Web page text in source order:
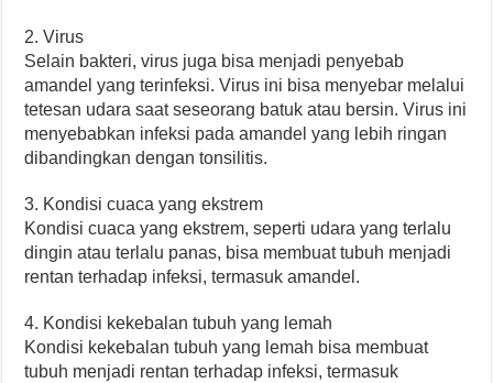
2. Virus
Selain bakteri, virus juga bisa menjadi penyebab
amandel yang terinfeksi. Virus ini bisa menyebar melalui
tetesan udara saat seseorang batuk atau bersin. Virus ini
menyebabkan infeksi pada amandel yang lebih ringan
dibandingkan dengan tonsilitis.
3. Kondisi cuaca yang ekstrem
Kondisi cuaca yang ekstrem, seperti udara yang terlalu
dingin atau terlalu panas, bisa membuat tubuh menjadi
rentan terhadap infeksi, termasuk amandel.
4. Kondisi kekebalan tubuh yang lemah
Kondisi kekebalan tubuh yang lemah bisa membuat
tubuh menjadi rentan terhadap infeksi, termasuk